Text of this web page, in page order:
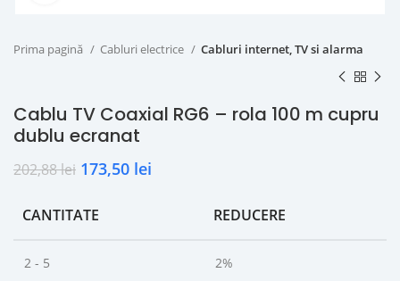
Prima pagină Cabluri electrice Cabluri internet, TV si alarma
Cablu TV Coaxial RG6 – rola 100 m cupru
dublu ecranat
202,88lei 173,50 lei
CANTITATE REDUCERE
2 - 5 2%